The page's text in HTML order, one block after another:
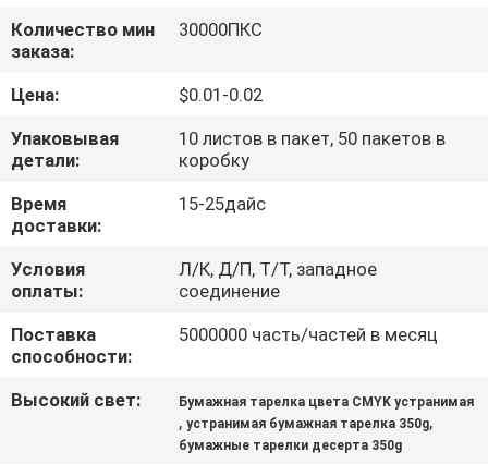
ФАБРИКИ
ПРОВЕРКА
КАЧЕСТВА
СВЯЖИТЕСЬ
МЫ
НОВОСТИ
СПРОСИТЕ
Количество мин
заказа:
30000ПКС
Цена:
$0.01-0.02
Упаковывая
детали:
10 листов в пакет, 50 пакетов в
коробку
Время
доставки:
15-25дайс
Условия
оплаты:
Л/К, Д/П, Т/Т, западное
соединение
Поставка
способности:
5000000 часть/частей в месяц
Высокий свет: Бумажная тарелка цвета CMYK устранимая
,устранимая бумажная тарелка 350g,
бумажные тарелки десерта 350g